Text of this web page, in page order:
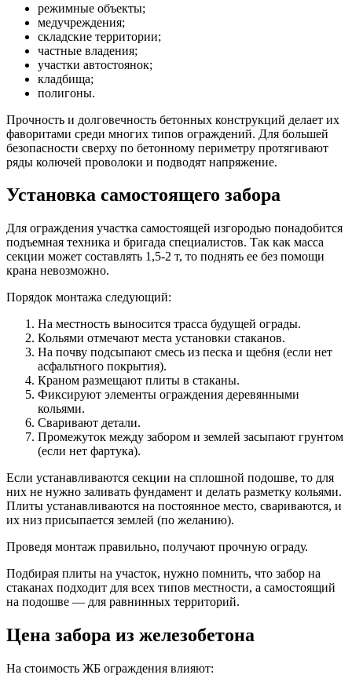
режимные объекты;
медучреждения;
складские территории;
частные владения;
участки автостоянок;
кладбища;
полигоны.
Прочность и долговечность бетонных конструкций делает их
фаворитами среди многих типов ограждений. Для большей
безопасности сверху по бетонному периметру протягивают
ряды колючей проволоки и подводят напряжение.
Установка самостоящего забора
Для ограждения участка самостоящей изгородью понадобится
подъемная техника и бригада специалистов. Так как масса
секции может составлять 1,5-2 т, то поднять ее без помощи
крана невозможно.
Порядок монтажа следующий:
На местность выносится трасса будущей ограды.
Кольями отмечают места установки стаканов.
На почву подсыпают смесь из песка и щебня (если нет
асфальтного покрытия).
Краном размещают плиты в стаканы.
Фиксируют элементы ограждения деревянными
кольями.
Сваривают детали.
Промежуток между забором и землей засыпают грунтом
(если нет фартука).
Если устанавливаются секции на сплошной подошве, то для
них не нужно заливать фундамент и делать разметку кольями.
Плиты устанавливаются на постоянное место, свариваются, и
их низ присыпается землей (по желанию).
Проведя монтаж правильно, получают прочную ограду.
Подбирая плиты на участок, нужно помнить, что забор на
стаканах подходит для всех типов местности, а самостоящий
на подошве — для равнинных территорий.
Цена забора из железобетона
На стоимость ЖБ ограждения влияют: